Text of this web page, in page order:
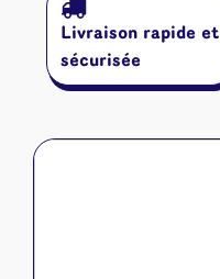
Livraison rapide et
sécurisée